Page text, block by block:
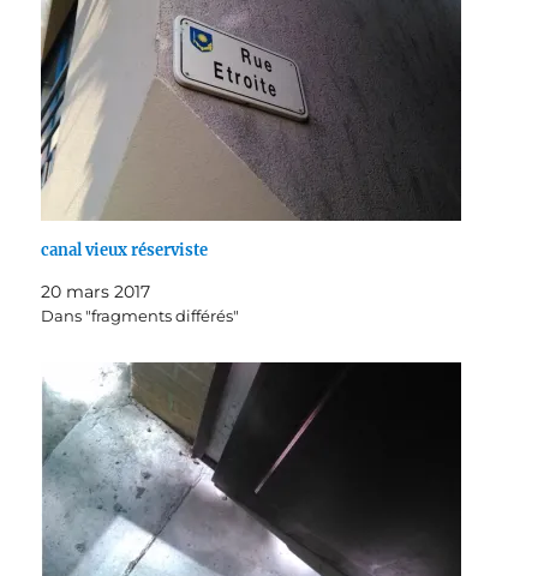
canal vieux réserviste
20 mars 2017
Dans "fragments différés"